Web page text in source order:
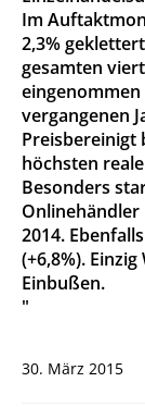
Im
2,3%
gesamten
vergangenen
Preisbereinigt
höchsten
Besonders
Onlinehändler
2014.
(+6,8%).
Einbußen.
"
30. März 2015